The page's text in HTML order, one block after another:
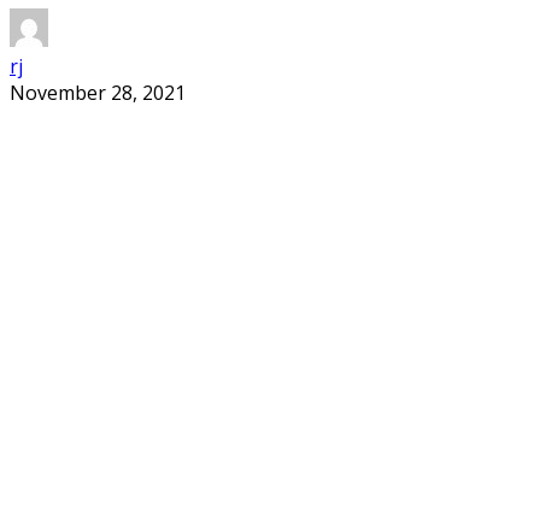
rj
November 28, 2021